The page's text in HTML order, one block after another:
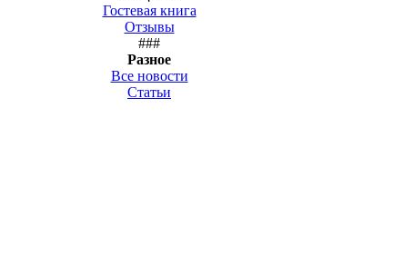
Гостевая книга
Отзывы
###
Разное
Все новости
Статьи